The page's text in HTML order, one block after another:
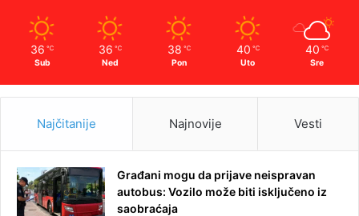
36 ℃
Sub
36 ℃
Ned
38 ℃
Pon
40 ℃
Uto
40 ℃
Sre
Najčitanije Najnovije Vesti
Građani mogu da prijave neispravan
autobus: Vozilo može biti isključeno iz
saobraćaja